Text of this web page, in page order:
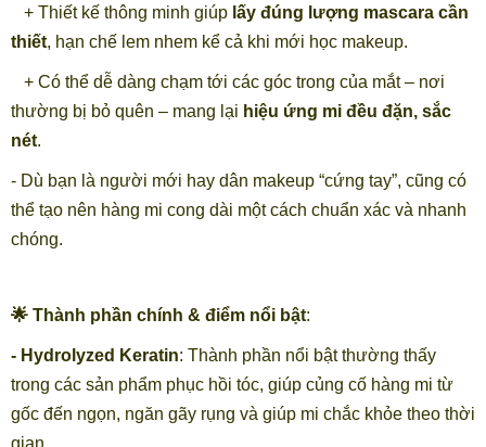
+ Thiết kế thông minh giúp lấy đúng lượng mascara cần
thiết, hạn chế lem nhem kể cả khi mới học makeup.
+ Có thể dễ dàng chạm tới các góc trong của mắt – nơi
thường bị bỏ quên – mang lại hiệu ứng mi đều đặn, sắc
nét.
- Dù bạn là người mới hay dân makeup “cứng tay”, cũng có
thể tạo nên hàng mi cong dài một cách chuẩn xác và nhanh
chóng.
🌟 Thành phần chính & điểm nổi bật:
- Hydrolyzed Keratin: Thành phần nổi bật thường thấy
trong các sản phẩm phục hồi tóc, giúp củng cố hàng mi từ
gốc đến ngọn, ngăn gãy rụng và giúp mi chắc khỏe theo thời